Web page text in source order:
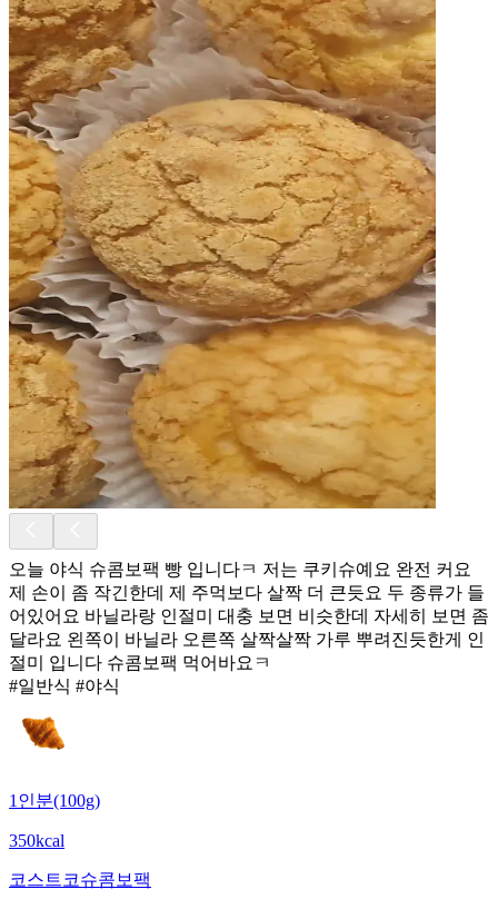
오늘 야식 슈콤보팩 빵 입니다ㅋ 저는 쿠키슈예요 완전 커요
제 손이 좀 작긴한데 제 주먹보다 살짝 더 큰듯요 두 종류가 들
어있어요 바닐라랑 인절미 대충 보면 비슷한데 자세히 보면 좀
달라요 왼쪽이 바닐라 오른쪽 살짝살짝 가루 뿌려진듯한게 인
절미 입니다 슈콤보팩 먹어바요ㅋ
#일반식 #야식
1인분(100g)
350kcal
코스트코슈콤보팩